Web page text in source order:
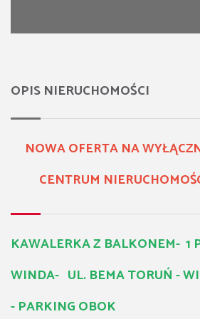
OPIS NIERUCHOMOŚCI
NOWA OFERTA NA
CENTRUM
KAWALERKA Z BALKONEM- 1
WINDA- UL. BEMA TORUŃ -
- PARKING OBOK